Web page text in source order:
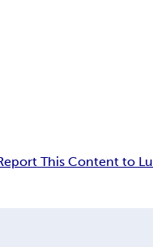
This Content to